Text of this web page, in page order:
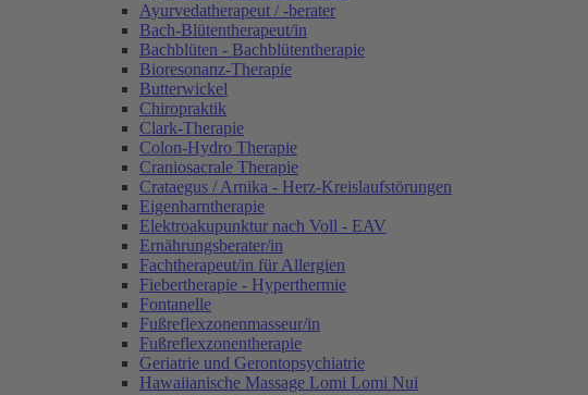
Ayurvedatherapeut / -berater
Bach-Blütentherapeut/in
Bachblüten - Bachblütentherapie
Bioresonanz-Therapie
Butterwickel
Chiropraktik
Clark-Therapie
Colon-Hydro Therapie
Craniosacrale Therapie
Crataegus / Arnika - Herz-Kreislaufstörungen
Eigenharntherapie
Elektroakupunktur nach Voll - EAV
Ernährungsberater/in
Fachtherapeut/in für Allergien
Fiebertherapie - Hyperthermie
Fontanelle
Fußreflexzonenmasseur/in
Fußreflexzonentherapie
Geriatrie und Gerontopsychiatrie
Hawaiianische Massage Lomi Lomi Nui